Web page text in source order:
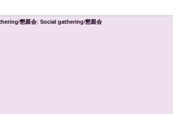
懇親会: Social gathering/懇親会